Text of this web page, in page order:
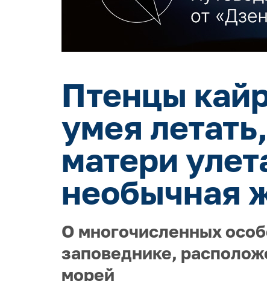
Птенцы
умея
матери
необычная
О многочисленных
заповеднике,
морей